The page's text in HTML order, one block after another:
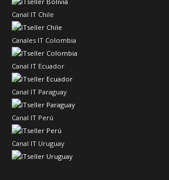
Canal IT Chile
Canales IT Colombia
Canal IT Ecuador
Canal IT Paraguay
Canal IT Perú
Canal IT Uruguay